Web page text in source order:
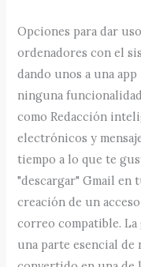
Opciones para dar
ordenadores con el
dando unos a una
ninguna
como Redacción
electrónicos y
tiempo a lo que te
"descargar" Gmail en
creación de un
correo compatible.
una parte esencial de